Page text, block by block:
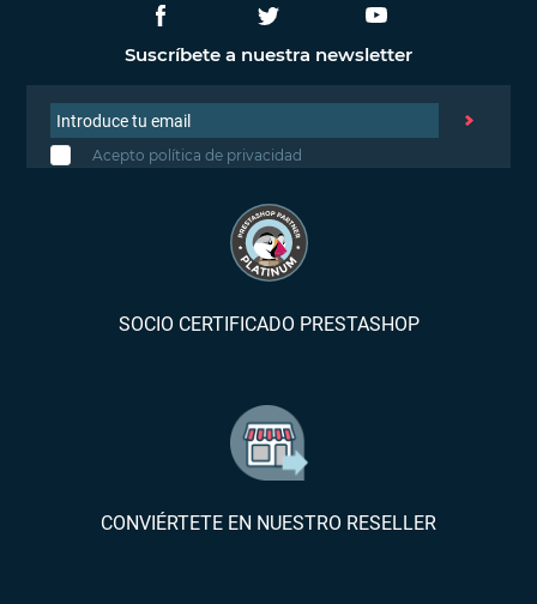
Suscríbete a nuestra newsletter
Acepto política de privacidad
SOCIO CERTIFICADO PRESTASHOP
CONVIÉRTETE EN NUESTRO RESELLER